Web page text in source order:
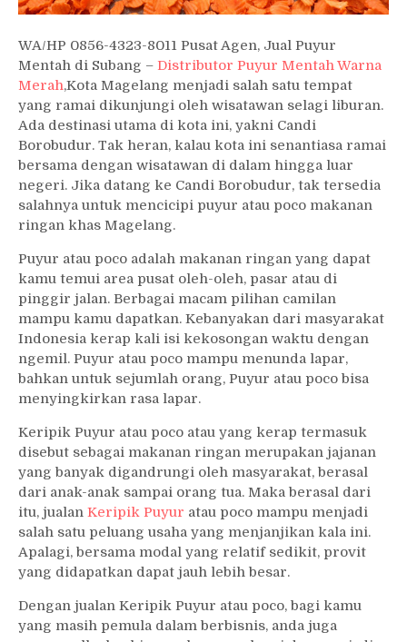
WA/HP 0856-4323-8011 Pusat Agen, Jual Puyur
Mentah di Subang – Distributor Puyur Mentah Warna
Merah,Kota Magelang menjadi salah satu tempat
yang ramai dikunjungi oleh wisatawan selagi liburan.
Ada destinasi utama di kota ini, yakni Candi
Borobudur. Tak heran, kalau kota ini senantiasa ramai
bersama dengan wisatawan di dalam hingga luar
negeri. Jika datang ke Candi Borobudur, tak tersedia
salahnya untuk mencicipi puyur atau poco makanan
ringan khas Magelang.
Puyur atau poco adalah makanan ringan yang dapat
kamu temui area pusat oleh-oleh, pasar atau di
pinggir jalan. Berbagai macam pilihan camilan
mampu kamu dapatkan. Kebanyakan dari masyarakat
Indonesia kerap kali isi kekosongan waktu dengan
ngemil. Puyur atau poco mampu menunda lapar,
bahkan untuk sejumlah orang, Puyur atau poco bisa
menyingkirkan rasa lapar.
Keripik Puyur atau poco atau yang kerap termasuk
disebut sebagai makanan ringan merupakan jajanan
yang banyak digandrungi oleh masyarakat, berasal
dari anak-anak sampai orang tua. Maka berasal dari
itu, jualan Keripik Puyur atau poco mampu menjadi
salah satu peluang usaha yang menjanjikan kala ini.
Apalagi, bersama modal yang relatif sedikit, provit
yang didapatkan dapat jauh lebih besar.
Dengan jualan Keripik Puyur atau poco, bagi kamu
yang masih pemula dalam berbisnis, anda juga